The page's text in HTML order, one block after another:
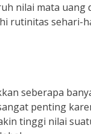
nilai mata uang
rutinitas sehari-
seberapa
penting
tinggi nilai